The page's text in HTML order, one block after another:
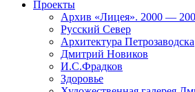
Проекты
Архив «Лицея». 2000 —
Русский Север
Архитектура Петрозаводска
Дмитрий Новиков
И.С.Фрадков
Здоровье